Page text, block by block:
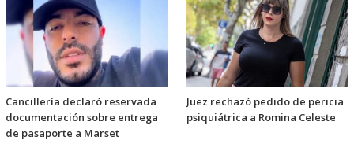
Cancillería declaró reservada
documentación sobre entrega
de pasaporte a Marset
Juez rechazó pedido de pericia
psiquiátrica a Romina Celeste